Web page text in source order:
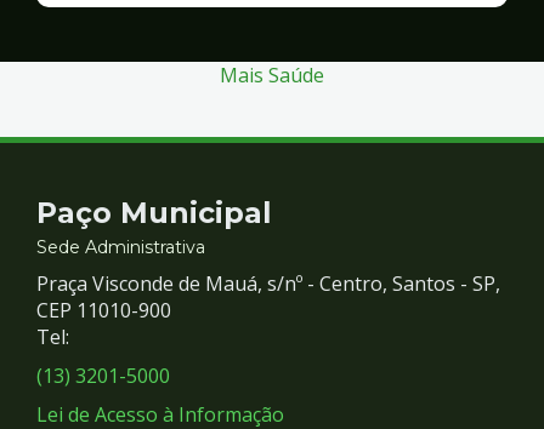
Mais Saúde
Contato
e
Redes
Sociais
Paço Municipal
Sede Administrativa
Praça Visconde de Mauá, s/nº - Centro, Santos - SP,
CEP 11010-900
Tel:
(13) 3201-5000
Lei de Acesso à Informação